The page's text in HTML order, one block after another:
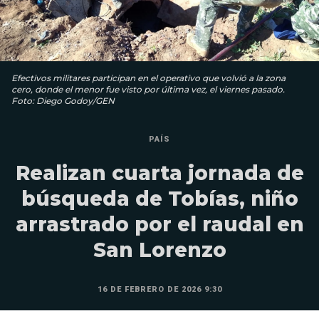
Efectivos militares participan en el operativo que volvió a la zona
cero, donde el menor fue visto por última vez, el viernes pasado.
Foto: Diego Godoy/GEN
PAÍS
Realizan cuarta jornada de
búsqueda de Tobías, niño
arrastrado por el raudal en
San Lorenzo
16 DE FEBRERO DE 2026 9:30